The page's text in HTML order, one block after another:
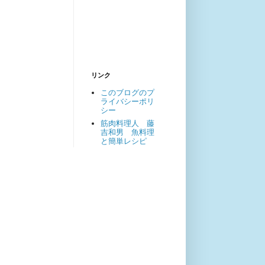
リンク
このブログのプ
ライバシーポリ
シー
筋肉料理人 藤
吉和男 魚料理
と簡単レシピ